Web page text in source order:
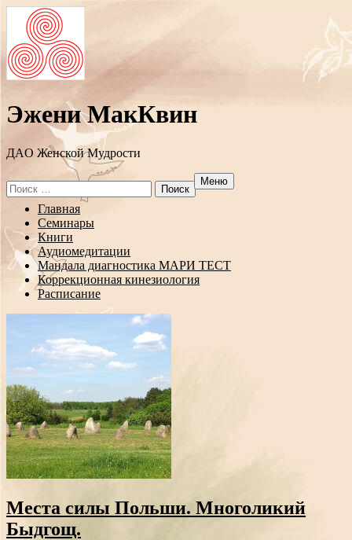
Эжени МакКвин
ДAO Женской Мудрости
Search
for:
Меню
Перейти
содержанию
Главная
Семинары
Книги
Аудиомедитации
Мандала диагностика МАРИ ТЕСТ
Коррекционная кинезиология
Расписание
Места силы Польши. Многоликий
Быдгощ.